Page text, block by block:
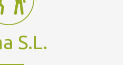
S.L.